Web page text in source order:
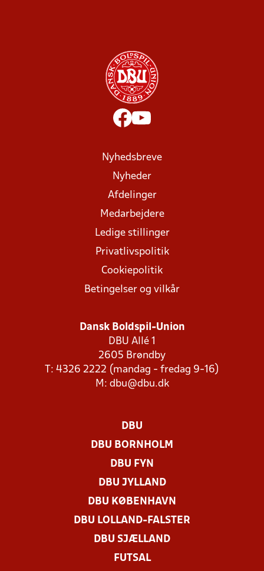
Nyhedsbreve
Nyheder
Afdelinger
Medarbejdere
Ledige stillinger
Privatlivspolitik
Cookiepolitik
Betingelser og vilkår
Dansk Boldspil-Union
DBU Allé 1
2605 Brøndby
T: 4326 2222 (mandag - fredag 9-16)
M: dbu@dbu.dk
DBU
DBU BORNHOLM
DBU FYN
DBU JYLLAND
DBU KØBENHAVN
DBU LOLLAND-FALSTER
DBU SJÆLLAND
FUTSAL